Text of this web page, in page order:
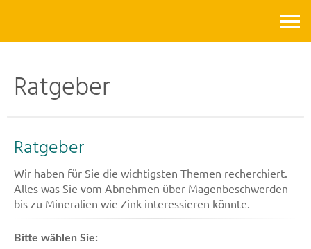
Ratgeber
Ratgeber
Wir haben für Sie die wichtigsten Themen recherchiert.
Alles was Sie vom Abnehmen über Magenbeschwerden
bis zu Mineralien wie Zink interessieren könnte.
Bitte wählen Sie: